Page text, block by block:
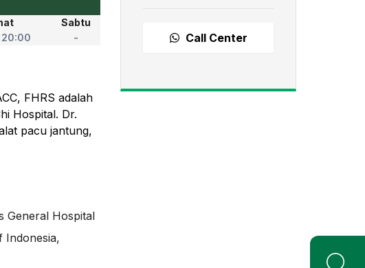
Sabtu
-
FHRS adalah
Hospital. Dr.
pacu jantung,
General Hospital
Indonesia,
Call Center